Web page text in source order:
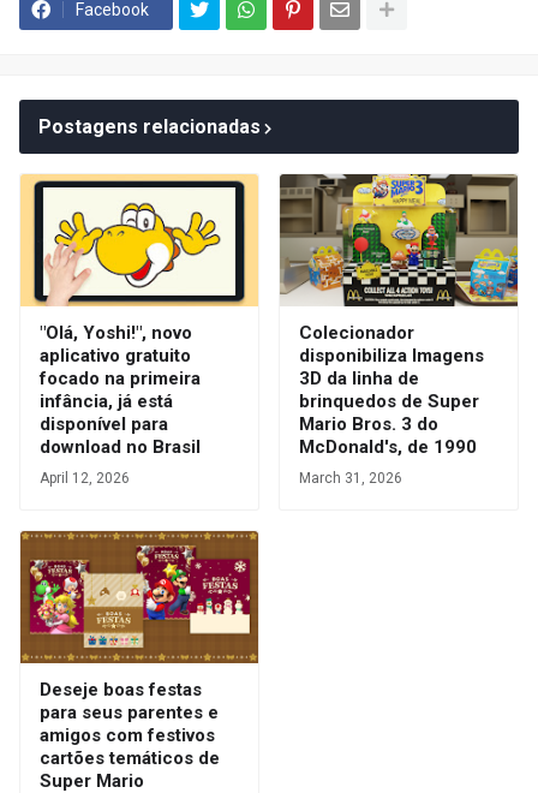
Facebook
Postagens relacionadas
"Olá, Yoshi!", novo
aplicativo gratuito
focado na primeira
infância, já está
disponível para
download no Brasil
April 12, 2026
Colecionador
disponibiliza Imagens
3D da linha de
brinquedos de Super
Mario Bros. 3 do
McDonald's, de 1990
March 31, 2026
Deseje boas festas
para seus parentes e
amigos com festivos
cartões temáticos de
Super Mario